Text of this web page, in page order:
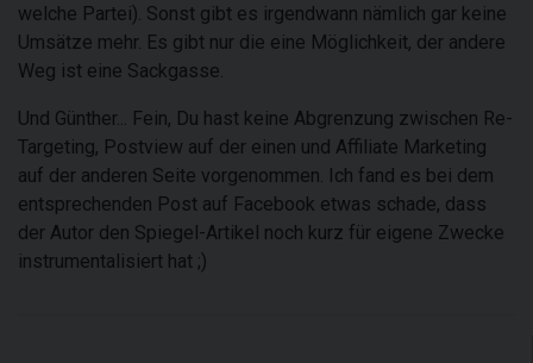
welche Partei). Sonst gibt es irgendwann nämlich gar keine
Umsätze mehr. Es gibt nur die eine Möglichkeit, der andere
Weg ist eine Sackgasse.
Und Günther... Fein, Du hast keine Abgrenzung zwischen Re-
Targeting, Postview auf der einen und Affiliate Marketing
auf der anderen Seite vorgenommen. Ich fand es bei dem
entsprechenden Post auf Facebook etwas schade, dass
der Autor den Spiegel-Artikel noch kurz für eigene Zwecke
instrumentalisiert hat ;)